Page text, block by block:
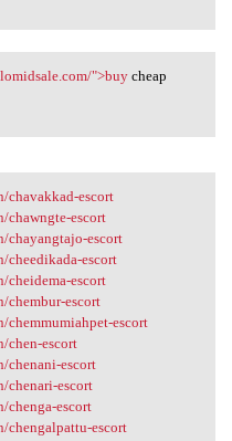
clomidsale
">buycheap
chavakkad
chavakkad-escort
chawngte-escort
chayangtajo-escort
escort
escort
chembur-escort
escort
chen-escort
chenani-escort
chenari-escort
chenga-escort
chengalpattu-escort